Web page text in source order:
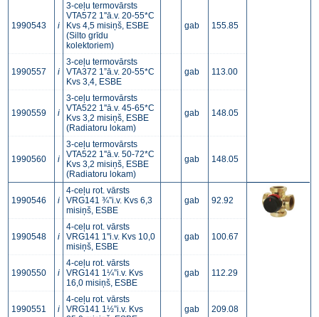
1990543 i
3-ceļu termovārsts
VTA572 1''ā.v. 20-55*C
Kvs 4,5 misiņš, ESBE
(Silto grīdu
kolektoriem)
gab 155.85
1990557 i
3-ceļu termovārsts
VTA372 1”ā.v. 20-55*C
Kvs 3,4, ESBE
gab 113.00
1990559 i
3-ceļu termovārsts
VTA522 1''ā.v. 45-65*C
Kvs 3,2 misiņš, ESBE
(Radiatoru lokam)
gab 148.05
1990560 i
3-ceļu termovārsts
VTA522 1''ā.v. 50-72*C
Kvs 3,2 misiņš, ESBE
(Radiatoru lokam)
gab 148.05
1990546 i
4-ceļu rot. vārsts
VRG141 ¾”i.v. Kvs 6,3
misiņš, ESBE
gab 92.92
1990548 i
4-ceļu rot. vārsts
VRG141 1''i.v. Kvs 10,0
misiņš, ESBE
gab 100.67
1990550 i
4-ceļu rot. vārsts
VRG141 1¼”i.v. Kvs
16,0 misiņš, ESBE
gab 112.29
1990551 i
4-ceļu rot. vārsts
VRG141 1½”i.v. Kvs
gab 209.08